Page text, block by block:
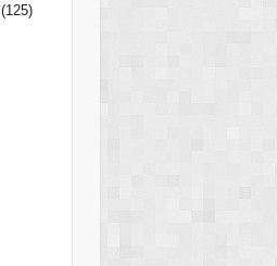
(125)